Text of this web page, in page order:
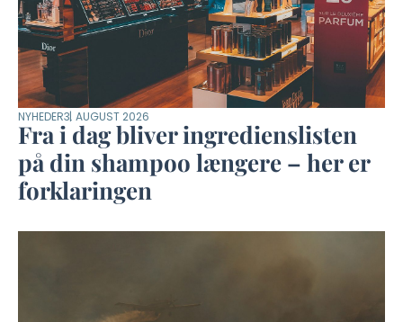
NYHEDER3. AUGUST 2026
Fra i dag bliver ingredienslisten
på din shampoo længere – her er
forklaringen